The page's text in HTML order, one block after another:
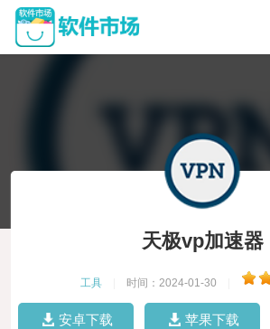
天极vp加速器
工具 时间：2024-01-30
安卓下载 苹果下载